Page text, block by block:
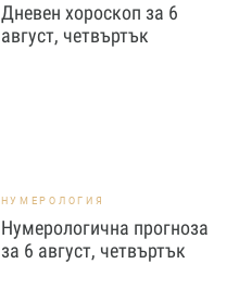
Дневен хороскоп за 6
август, четвъртък
НУМЕРОЛОГИЯ
Нумерологична прогноза
за 6 август, четвъртък